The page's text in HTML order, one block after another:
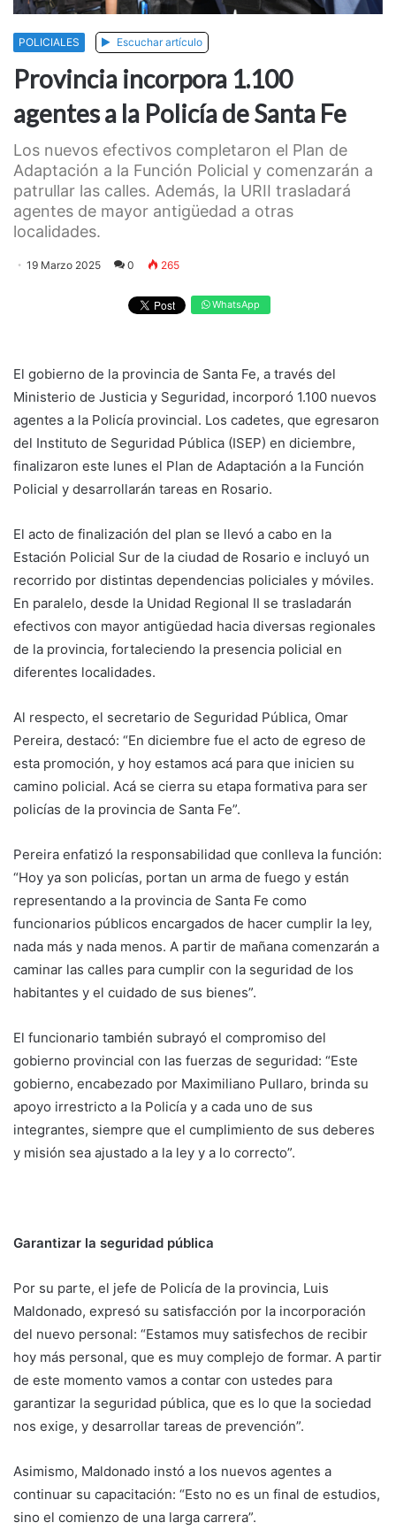
POLICIALES Escuchar artículo
Provincia incorpora 1.100
agentes a la Policía de Santa Fe
Los nuevos efectivos completaron el Plan de
Adaptación a la Función Policial y comenzarán a
patrullar las calles. Además, la URII trasladará
agentes de mayor antigüedad a otras
localidades.
19 Marzo 2025 0 265
WhatsApp
El gobierno de la provincia de Santa Fe, a través del
Ministerio de Justicia y Seguridad, incorporó 1.100 nuevos
agentes a la Policía provincial. Los cadetes, que egresaron
del Instituto de Seguridad Pública (ISEP) en diciembre,
finalizaron este lunes el Plan de Adaptación a la Función
Policial y desarrollarán tareas en Rosario.
El acto de finalización del plan se llevó a cabo en la
Estación Policial Sur de la ciudad de Rosario e incluyó un
recorrido por distintas dependencias policiales y móviles.
En paralelo, desde la Unidad Regional II se trasladarán
efectivos con mayor antigüedad hacia diversas regionales
de la provincia, fortaleciendo la presencia policial en
diferentes localidades.
Al respecto, el secretario de Seguridad Pública, Omar
Pereira, destacó: “En diciembre fue el acto de egreso de
esta promoción, y hoy estamos acá para que inicien su
camino policial. Acá se cierra su etapa formativa para ser
policías de la provincia de Santa Fe”.
Pereira enfatizó la responsabilidad que conlleva la función:
“Hoy ya son policías, portan un arma de fuego y están
representando a la provincia de Santa Fe como
funcionarios públicos encargados de hacer cumplir la ley,
nada más y nada menos. A partir de mañana comenzarán a
caminar las calles para cumplir con la seguridad de los
habitantes y el cuidado de sus bienes”.
El funcionario también subrayó el compromiso del
gobierno provincial con las fuerzas de seguridad: “Este
gobierno, encabezado por Maximiliano Pullaro, brinda su
apoyo irrestricto a la Policía y a cada uno de sus
integrantes, siempre que el cumplimiento de sus deberes
y misión sea ajustado a la ley y a lo correcto”.
Garantizar la seguridad pública
Por su parte, el jefe de Policía de la provincia, Luis
Maldonado, expresó su satisfacción por la incorporación
del nuevo personal: “Estamos muy satisfechos de recibir
hoy más personal, que es muy complejo de formar. A partir
de este momento vamos a contar con ustedes para
garantizar la seguridad pública, que es lo que la sociedad
nos exige, y desarrollar tareas de prevención”.
Asimismo, Maldonado instó a los nuevos agentes a
continuar su capacitación: “Esto no es un final de estudios,
sino el comienzo de una larga carrera”.